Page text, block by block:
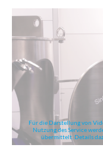
Für die Darstellung von
Nutzung des Service
übermittelt. Details